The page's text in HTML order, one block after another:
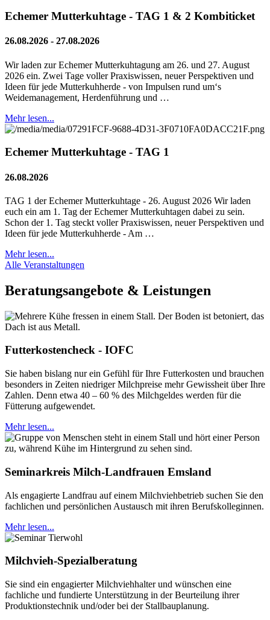
Echemer Mutterkuhtage - TAG 1 & 2 Kombiticket
26.08.2026 - 27.08.2026
Wir laden zur Echemer Mutterkuhtagung am 26. und 27. August
2026 ein. Zwei Tage voller Praxiswissen, neuer Perspektiven und
Ideen für jede Mutterkuhherde - von Impulsen rund um‘s
Weidemanagement, Herdenführung und …
Mehr lesen...
Echemer Mutterkuhtage - TAG 1
26.08.2026
TAG 1 der Echemer Mutterkuhtage - 26. August 2026 Wir laden
euch ein am 1. Tag der Echemer Mutterkuhtagen dabei zu sein.
Schon der 1. Tag steckt voller Praxiswissen, neuer Perspektiven und
Ideen für jede Mutterkuhherde - Am …
Mehr lesen...
Alle Veranstaltungen
Beratungsangebote & Leistungen
Futterkostencheck - IOFC
Sie haben bislang nur ein Gefühl für Ihre Futterkosten und brauchen
besonders in Zeiten niedriger Milchpreise mehr Gewissheit über Ihre
Zahlen. Denn etwa 40 – 60 % des Milchgeldes werden für die
Fütterung aufgewendet.
Mehr lesen...
Seminarkreis Milch-Landfrauen Emsland
Als engagierte Landfrau auf einem Milchviehbetrieb suchen Sie den
fachlichen und persönlichen Austausch mit ihren Berufskolleginnen.
Mehr lesen...
Milchvieh-Spezialberatung
Sie sind ein engagierter Milchviehhalter und wünschen eine
fachliche und fundierte Unterstützung in der Beurteilung ihrer
Produktionstechnik und/oder bei der Stallbauplanung.